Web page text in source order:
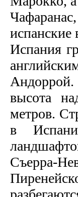
испанские
Испания
высота
метров.
в
Съерра-